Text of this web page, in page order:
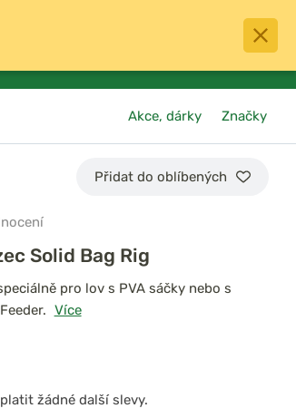
0
košík
Akce, dárky Značky
Přidat do oblíbených
Solid Bag Rig
pro lov s PVA sáčky nebo s
Více
žádné další slevy.